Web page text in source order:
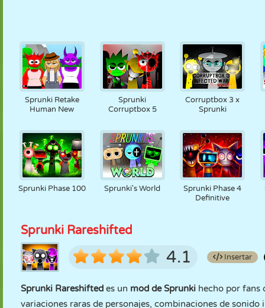
Sprunki Retake
Human New
Sprunki
Corruptbox 5
Corruptbox 3 x
Sprunki
Sprunki Phase 100 Sprunki's World
Sprunki Phase 4
Definitive
Sprunki Rareshifted
4.1 Insertar
Sprunki Rareshifted es un mod de Sprunki hecho por fans
variaciones raras de personajes, combinaciones de